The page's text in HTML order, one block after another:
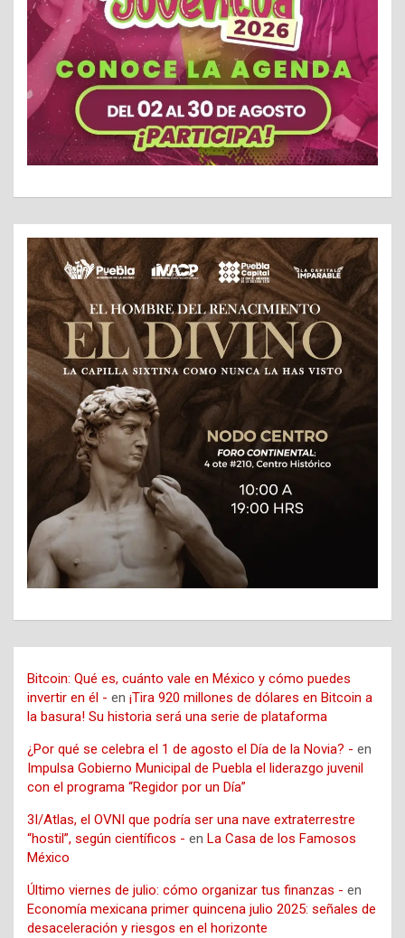
Bitcoin: Qué es, cuánto vale en México y cómo puedes
invertir en él - en ¡Tira 920 millones de dólares en Bitcoin a
la basura! Su historia será una serie de plataforma
¿Por qué se celebra el 1 de agosto el Día de la Novia? - en
Impulsa Gobierno Municipal de Puebla el liderazgo juvenil
con el programa “Regidor por un Día”
3I/Atlas, el OVNI que podría ser una nave extraterrestre
“hostil”, según científicos - en La Casa de los Famosos
México
Último viernes de julio: cómo organizar tus finanzas - en
Economía mexicana primer quincena julio 2025: señales de
desaceleración y riesgos en el horizonte